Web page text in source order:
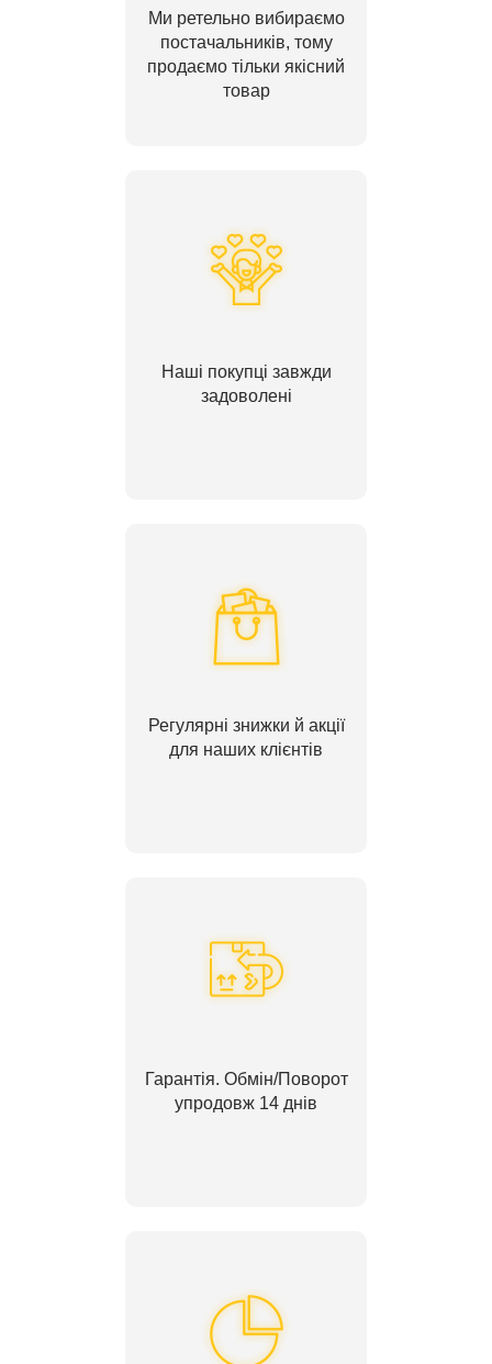
Ми ретельно вибираємо
постачальників, тому
продаємо тільки якісний
товар
Наші покупці завжди
задоволені
Регулярні знижки й акції
для наших клієнтів
Гарантія. Обмін/Поворот
упродовж 14 днів